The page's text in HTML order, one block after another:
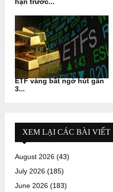
ETF vàng bất ngờ hút gần
3...
XEM LẠI CÁC BÀI VIẾT
August 2026 (43)
July 2026 (185)
June 2026 (183)